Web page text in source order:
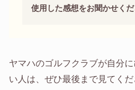
使用した感想をお聞かせく
ヤマハのゴルフクラブが自分
い人は、ぜひ最後まで見てくだ